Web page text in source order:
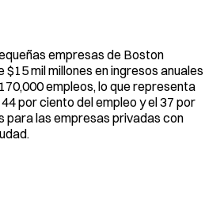
empresas de Boston
mil millones en ingresos anuales
empleos, lo que representa
por ciento del empleo y el 37 por
para las empresas privadas con